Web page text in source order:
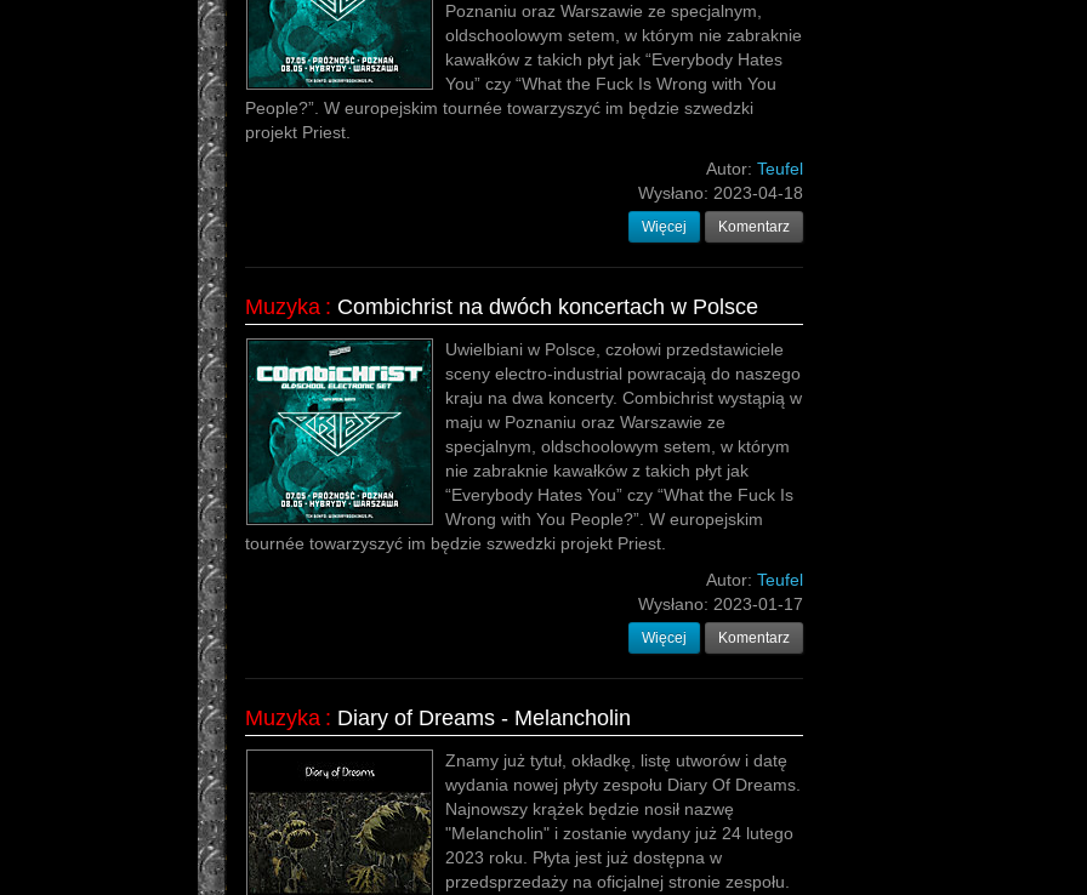
Poznaniu oraz Warszawie ze specjalnym,
oldschoolowym setem, w którym nie zabraknie
kawałków z takich płyt jak “Everybody Hates
You” czy “What the Fuck Is Wrong with You
People?”. W europejskim tournée towarzyszyć im będzie szwedzki
projekt Priest.
Autor: Teufel
Wysłano: 2023-04-18
Więcej Komentarz
Muzyka : Combichrist na dwóch koncertach w Polsce
Uwielbiani w Polsce, czołowi przedstawiciele
sceny electro-industrial powracają do naszego
kraju na dwa koncerty. Combichrist wystąpią w
maju w Poznaniu oraz Warszawie ze
specjalnym, oldschoolowym setem, w którym
nie zabraknie kawałków z takich płyt jak
“Everybody Hates You” czy “What the Fuck Is
Wrong with You People?”. W europejskim
tournée towarzyszyć im będzie szwedzki projekt Priest.
Autor: Teufel
Wysłano: 2023-01-17
Więcej Komentarz
Muzyka : Diary of Dreams - Melancholin
Znamy już tytuł, okładkę, listę utworów i datę
wydania nowej płyty zespołu Diary Of Dreams.
Najnowszy krążek będzie nosił nazwę
"Melancholin" i zostanie wydany już 24 lutego
2023 roku. Płyta jest już dostępna w
przedsprzedaży na oficjalnej stronie zespołu.